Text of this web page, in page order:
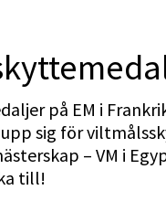
på EM i
sig för
– VM i
till!